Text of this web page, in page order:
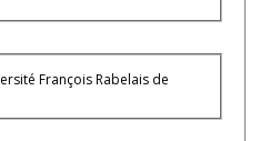
François Rabelais de